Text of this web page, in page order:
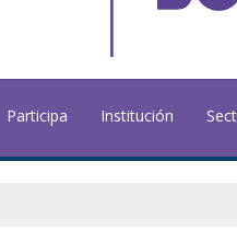
Participa Institución